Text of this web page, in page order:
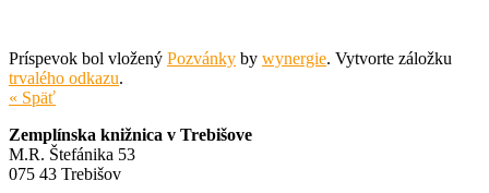
Príspevok bol vložený Pozvánky by wynergie. Vytvorte záložku
trvalého odkazu.
« Späť
Zemplínska knižnica v Trebišove
M.R. Štefánika 53
075 43 Trebišov